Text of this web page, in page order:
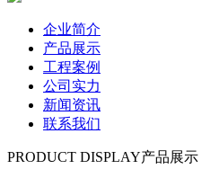
企业简介
产品展示
工程案例
公司实力
新闻资讯
联系我们
PRODUCT DISPLAY产品展示